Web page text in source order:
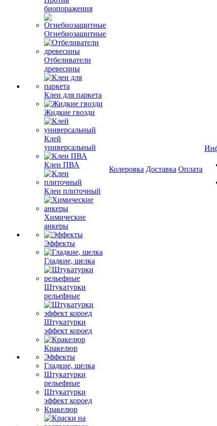
биопоражения
Огнебиозащитные
Отбеливатели
древесины
Клеи для паркета
Жидкие гвозди
Клей
универсальный
Клеи ПВА
Клеи плиточный
Химические
анкеры
Эффекты
Гладкие, шелка
Штукатурки
рельефные
Штукатурки
эффект короед
Кракелюр
Эффекты
Гладкие, шелка
Штукатурки
рельефные
Штукатурки
эффект короед
Кракелюр
Колеровка Доставка Оплата